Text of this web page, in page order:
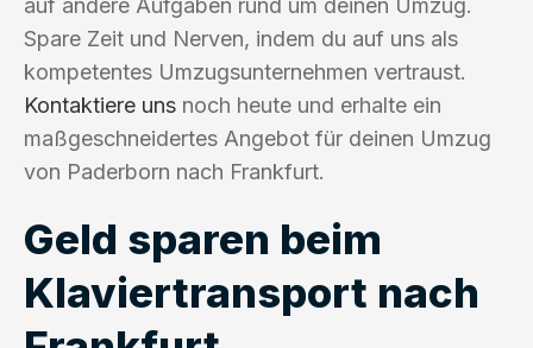
auf andere Aufgaben rund um deinen Umzug.
Spare Zeit und Nerven, indem du auf uns als
kompetentes Umzugsunternehmen vertraust.
Kontaktiere uns noch heute und erhalte ein
maßgeschneidertes Angebot für deinen Umzug
von Paderborn nach Frankfurt.
Geld sparen beim
Klaviertransport nach